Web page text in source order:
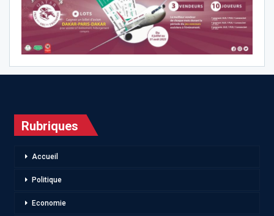
Rubriques
Accueil
Politique
Economie